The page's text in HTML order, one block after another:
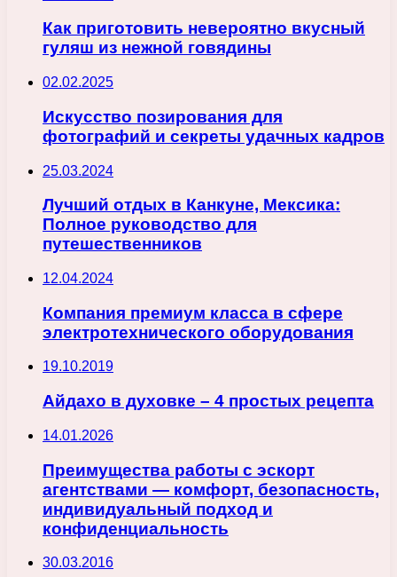
Как приготовить невероятно вкусный
гуляш из нежной говядины
02.02.2025
Искусство позирования для
фотографий и секреты удачных кадров
25.03.2024
Лучший отдых в Канкуне, Мексика:
Полное руководство для
путешественников
12.04.2024
Компания премиум класса в сфере
электротехнического оборудования
19.10.2019
Айдахо в духовке – 4 простых рецепта
14.01.2026
Преимущества работы с эскорт
агентствами — комфорт, безопасность,
индивидуальный подход и
конфиденциальность
30.03.2016